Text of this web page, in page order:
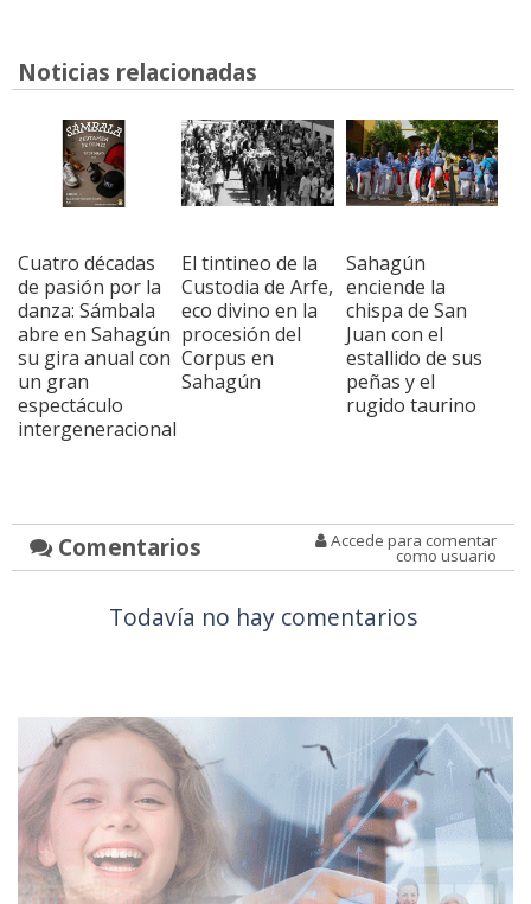
Noticias relacionadas
Cuatro décadas
de pasión por la
danza: Sámbala
abre en Sahagún
su gira anual con
un gran
espectáculo
intergeneracional
El tintineo de la
Custodia de Arfe,
eco divino en la
procesión del
Corpus en
Sahagún
Sahagún
enciende la
chispa de San
Juan con el
estallido de sus
peñas y el
rugido taurino
Comentarios Accede para comentar
como usuario
Todavía no hay comentarios